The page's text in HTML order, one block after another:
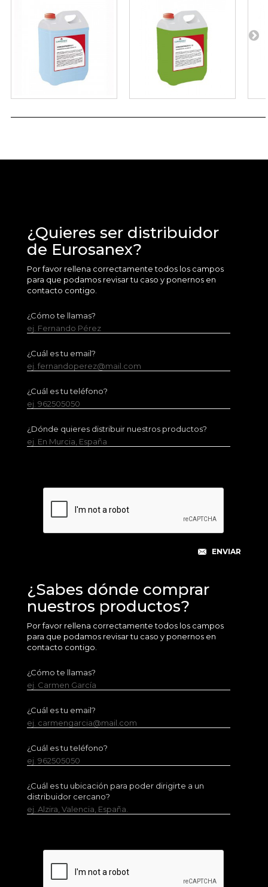
¿Quieres ser distribuidor
de Eurosanex?
Por favor rellena correctamente todos los campos
para que podamos revisar tu caso y ponernos en
contacto contigo.
¿Cómo te llamas?
ej. Fernando Pérez
¿Cuál es tu email?
ej. fernandoperez@mail.com
¿Cuál es tu teléfono?
ej. 962505050
¿Dónde quieres distribuir nuestros productos?
ej. En Murcia, España
¿Sabes dónde comprar
nuestros productos?
Por favor rellena correctamente todos los campos
para que podamos revisar tu caso y ponernos en
contacto contigo.
¿Cómo te llamas?
ej. Carmen García
¿Cuál es tu email?
ej. carmengarcia@mail.com
¿Cuál es tu teléfono?
ej. 962505050
¿Cuál es tu ubicación para poder dirigirte a un
distribuidor cercano?
ej. Alzira, Valencia, España.